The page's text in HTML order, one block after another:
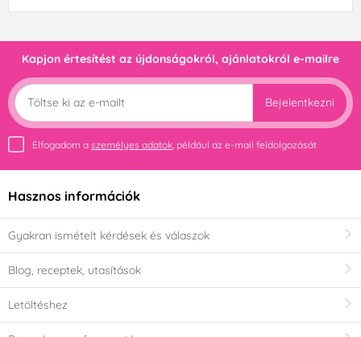
Kapjon értesítést az újdonságokról, ajánlatokról e-mailre
Bejelentkezni
Elfogadom a személyes adatok , például az e-mail feldolgozását
Hasznos információk
Gyakran ismételt kérdések és válaszok
Blog, receptek, utasítások
Letöltéshez